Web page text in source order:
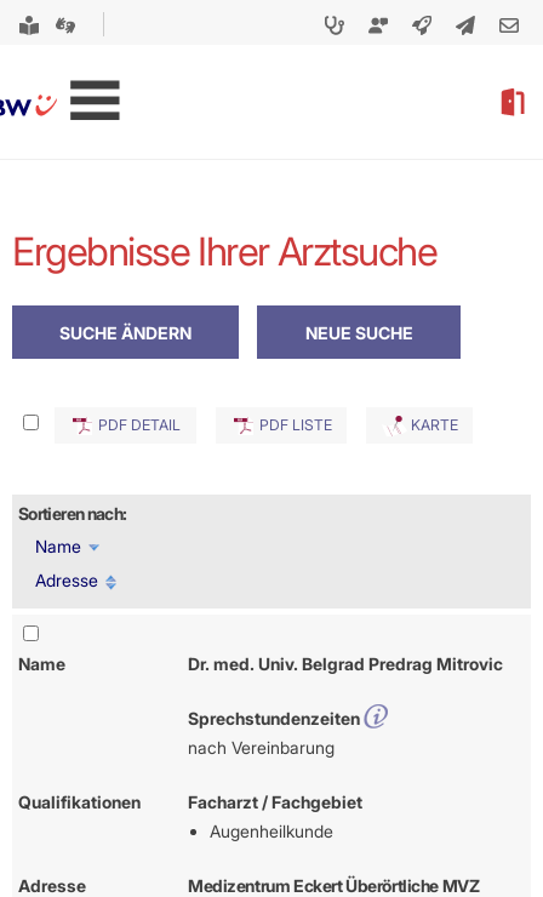
Ergebnisse Ihrer Arztsuche
PDF DETAIL PDF LISTE KARTE
Sortieren nach:
Name
Adresse
Name Dr. med. Univ. Belgrad Predrag Mitrovic
Sprechstundenzeiten
nach Vereinbarung
Qualifikationen
Facharzt / Fachgebiet
Augenheilkunde
Adresse
Medizentrum Eckert Überörtliche MVZ